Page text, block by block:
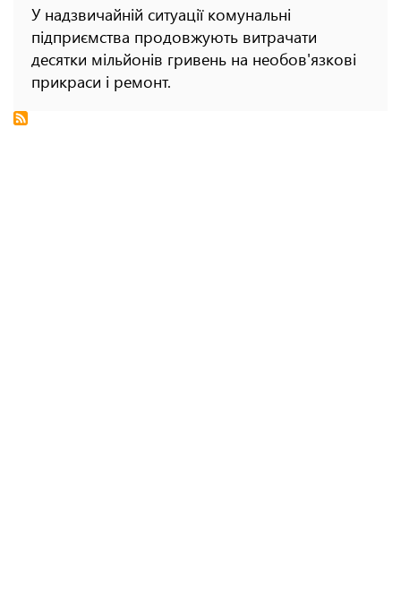
У надзвичайній ситуації комунальні
підприємства продовжують витрачати
десятки мільйонів гривень на необов'язкові
прикраси і ремонт.